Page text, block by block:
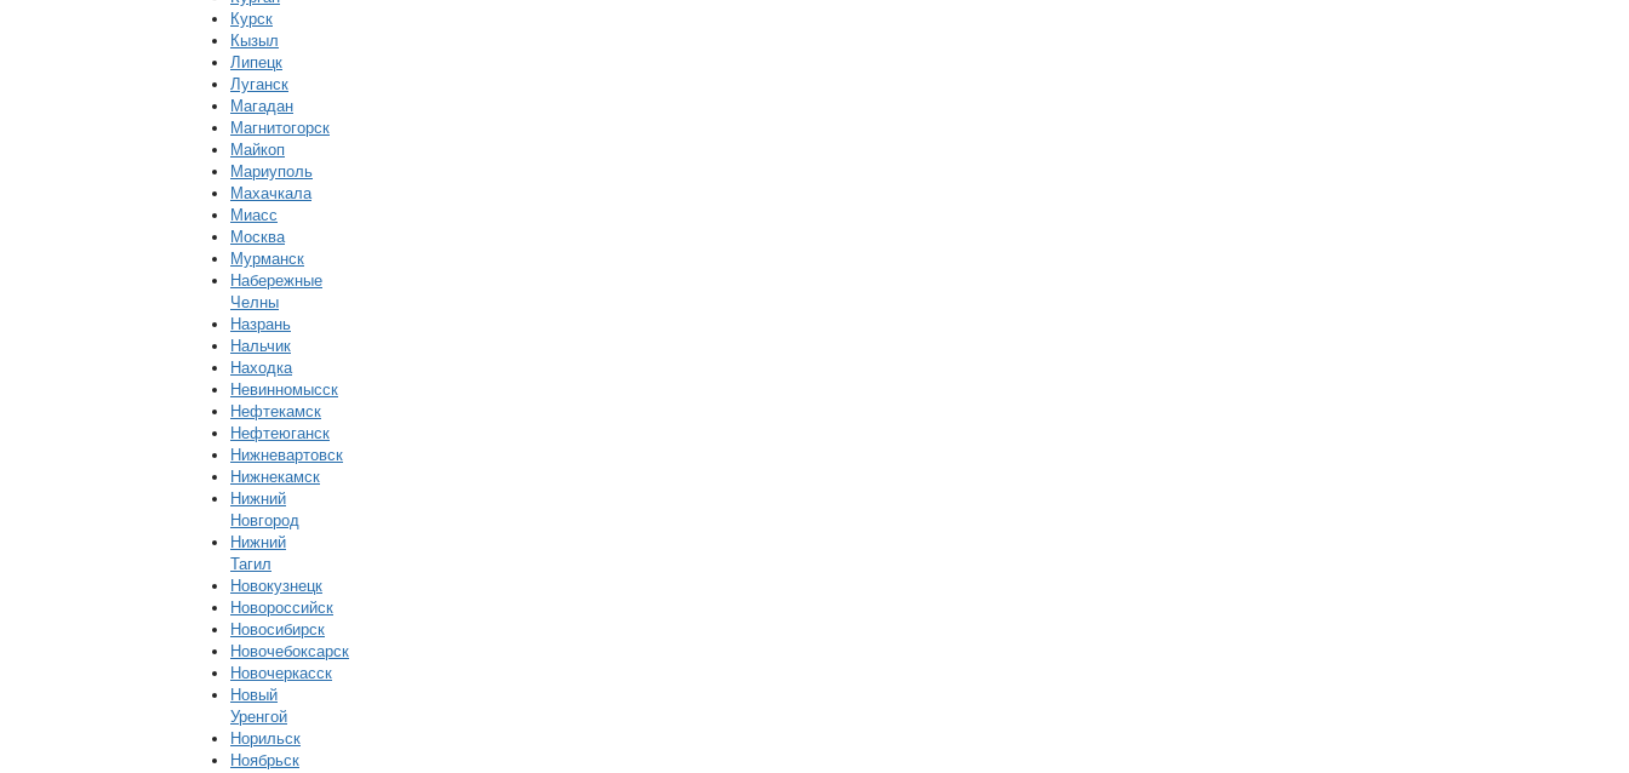
Курск
Кызыл
Липецк
Луганск
Магадан
Магнитогорск
Майкоп
Мариуполь
Махачкала
Миасс
Москва
Мурманск
Набережные
Челны
Назрань
Нальчик
Находка
Невинномысск
Нефтекамск
Нефтеюганск
Нижневартовск
Нижнекамск
Нижний
Новгород
Нижний
Тагил
Новокузнецк
Новороссийск
Новосибирск
Новочебоксарск
Новочеркасск
Новый
Уренгой
Норильск
Ноябрьск